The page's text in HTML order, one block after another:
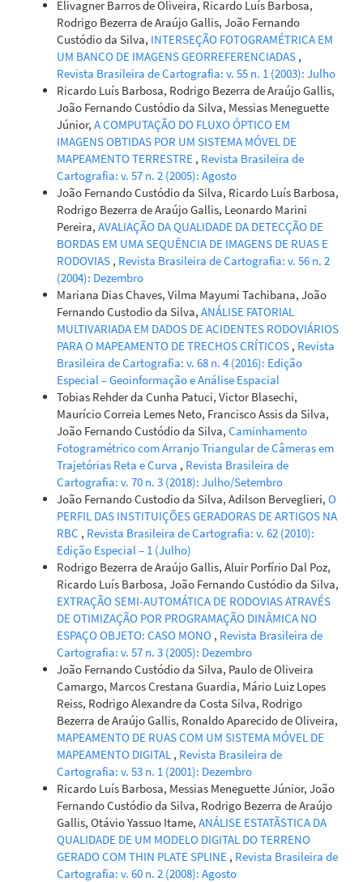
Elivagner Barros de Oliveira, Ricardo Luís Barbosa,
Rodrigo Bezerra de Araújo Gallis, João Fernando
Custódio da Silva, INTERSEÇÃO FOTOGRAMÉTRICA EM
UM BANCO DE IMAGENS GEORREFERENCIADAS ,
Revista Brasileira de Cartografia: v. 55 n. 1 (2003): Julho
Ricardo Luís Barbosa, Rodrigo Bezerra de Araújo Gallis,
João Fernando Custódio da Silva, Messias Meneguette
Júnior, A COMPUTAÇÃO DO FLUXO ÓPTICO EM
IMAGENS OBTIDAS POR UM SISTEMA MÓVEL DE
MAPEAMENTO TERRESTRE , Revista Brasileira de
Cartografia: v. 57 n. 2 (2005): Agosto
João Fernando Custódio da Silva, Ricardo Luís Barbosa,
Rodrigo Bezerra de Araújo Gallis, Leonardo Marini
Pereira, AVALIAÇÃO DA QUALIDADE DA DETECÇÃO DE
BORDAS EM UMA SEQUÊNCIA DE IMAGENS DE RUAS E
RODOVIAS , Revista Brasileira de Cartografia: v. 56 n. 2
(2004): Dezembro
Mariana Dias Chaves, Vilma Mayumi Tachibana, João
Fernando Custodio da Silva, ANÁLISE FATORIAL
MULTIVARIADA EM DADOS DE ACIDENTES RODOVIÁRIOS
PARA O MAPEAMENTO DE TRECHOS CRÍTICOS , Revista
Brasileira de Cartografia: v. 68 n. 4 (2016): Edição
Especial – Geoinformação e Análise Espacial
Tobias Rehder da Cunha Patuci, Victor Blasechi,
Maurício Correia Lemes Neto, Francisco Assis da Silva,
João Fernando Custódio da Silva, Caminhamento
Fotogramétrico com Arranjo Triangular de Câmeras em
Trajetórias Reta e Curva , Revista Brasileira de
Cartografia: v. 70 n. 3 (2018): Julho/Setembro
João Fernando Custodio da Silva, Adilson Berveglieri, O
PERFIL DAS INSTITUIÇÕES GERADORAS DE ARTIGOS NA
RBC , Revista Brasileira de Cartografia: v. 62 (2010):
Edição Especial – 1 (Julho)
Rodrigo Bezerra de Araújo Gallis, Aluir Porfírio Dal Poz,
Ricardo Luís Barbosa, João Fernando Custódio da Silva,
EXTRAÇÃO SEMI-AUTOMÁTICA DE RODOVIAS ATRAVÉS
DE OTIMIZAÇÃO POR PROGRAMAÇÃO DINÂMICA NO
ESPAÇO OBJETO: CASO MONO , Revista Brasileira de
Cartografia: v. 57 n. 3 (2005): Dezembro
João Fernando Custódio da Silva, Paulo de Oliveira
Camargo, Marcos Crestana Guardia, Mário Luiz Lopes
Reiss, Rodrigo Alexandre da Costa Silva, Rodrigo
Bezerra de Araújo Gallis, Ronaldo Aparecido de Oliveira,
MAPEAMENTO DE RUAS COM UM SISTEMA MÓVEL DE
MAPEAMENTO DIGITAL , Revista Brasileira de
Cartografia: v. 53 n. 1 (2001): Dezembro
Ricardo Luís Barbosa, Messias Meneguette Júnior, João
Fernando Custódio da Silva, Rodrigo Bezerra de Araújo
Gallis, Otávio Yassuo Itame, ANÁLISE ESTATÃSTICA DA
QUALIDADE DE UM MODELO DIGITAL DO TERRENO
GERADO COM THIN PLATE SPLINE , Revista Brasileira de
Cartografia: v. 60 n. 2 (2008): Agosto